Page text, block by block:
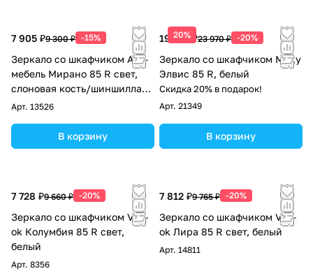
7 905 ₽9 300 ₽ -15%
Зеркало со шкафчиком Асб-
мебель Мирано 85 R свет,
слоновая кость/шиншилла
серая
Арт. 13526
В корзину
20%
19 176 ₽23 970 ₽ -20%
Зеркало со шкафчиком Misty
Элвис 85 R, белый
Скидка 20% в подарок!
Арт. 21349
В корзину
7 728 ₽9 660 ₽ -20%
Зеркало со шкафчиком Vod-
ok Колумбия 85 R свет,
белый
Арт. 8356
7 812 ₽9 765 ₽ -20%
Зеркало со шкафчиком Vod-
ok Лира 85 R свет, белый
Арт. 14811